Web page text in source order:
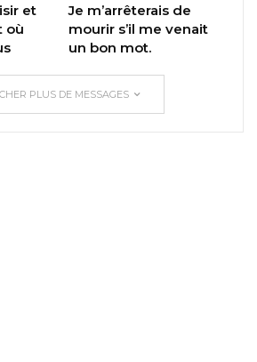
et
où
Je m’arrêterais de
mourir s’il me venait
un bon mot.
PLUS DE MESSAGES